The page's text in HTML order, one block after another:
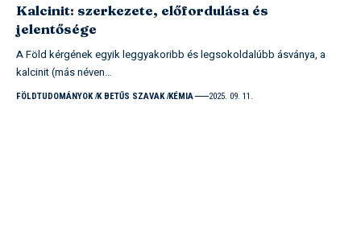
Kalcinit: szerkezete, előfordulása és
jelentősége
A Föld kérgének egyik leggyakoribb és legsokoldalúbb ásványa, a
kalcinit (más néven…
FÖLDTUDOMÁNYOK K BETŰS SZAVAK KÉMIA 2025. 09. 11.